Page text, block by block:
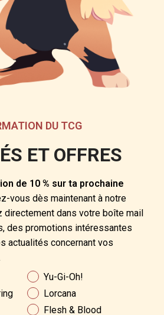
DU TCG
ET OFFRES
de 10 % sur ta prochaine
vous dès maintenant à notre
dans votre boîte mail
des promotions intéressantes
actualités concernant vos
Yu-Gi-Oh!
Lorcana
Flesh & Blood